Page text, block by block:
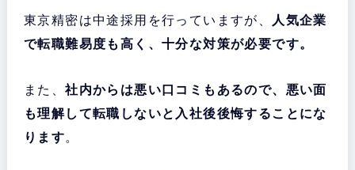
東京精密は中途採用を行っていますが、
人気企業
で転職難易度も高く、十分な対策が必要です。
また、社内からは悪い口コミもあるので、悪い面
も理解して転職しないと入社後後悔することにな
ります。